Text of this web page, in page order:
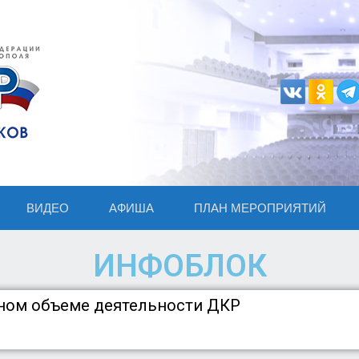
ВИДЕО АФИША ПЛАН МЕРОПРИЯТИЙ
ИНФОБЛОК
объеме деятельности ДКР